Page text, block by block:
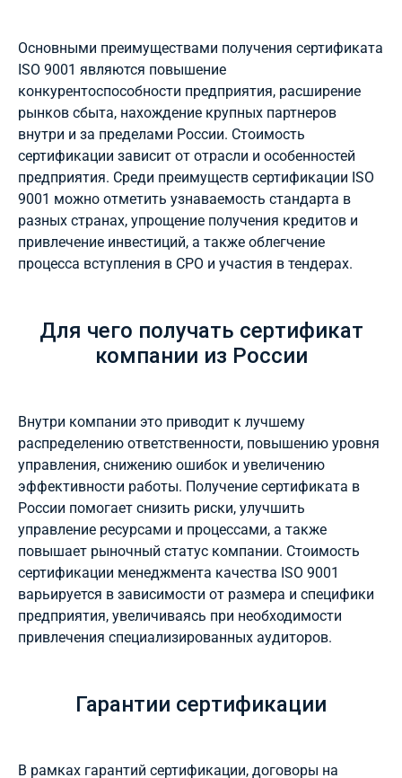
Основными преимуществами получения сертификата
ISO 9001 являются повышение
конкурентоспособности предприятия, расширение
рынков сбыта, нахождение крупных партнеров
внутри и за пределами России. Стоимость
сертификации зависит от отрасли и особенностей
предприятия. Среди преимуществ сертификации ISO
9001 можно отметить узнаваемость стандарта в
разных странах, упрощение получения кредитов и
привлечение инвестиций, а также облегчение
процесса вступления в СРО и участия в тендерах.
Для чего получать сертификат
компании из России
Внутри компании это приводит к лучшему
распределению ответственности, повышению уровня
управления, снижению ошибок и увеличению
эффективности работы. Получение сертификата в
России помогает снизить риски, улучшить
управление ресурсами и процессами, а также
повышает рыночный статус компании. Стоимость
сертификации менеджмента качества ISO 9001
варьируется в зависимости от размера и специфики
предприятия, увеличиваясь при необходимости
привлечения специализированных аудиторов.
Гарантии сертификации
В рамках гарантий сертификации, договоры на